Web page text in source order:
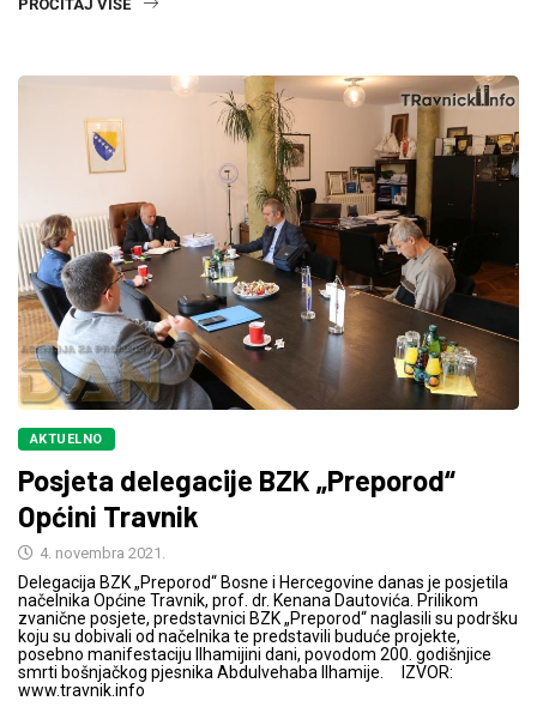
PROČITAJ VIŠE
AKTUELNO
Posjeta delegacije BZK „Preporod“
Općini Travnik
4. novembra 2021.
Delegacija BZK „Preporod“ Bosne i Hercegovine danas je posjetila
načelnika Općine Travnik, prof. dr. Kenana Dautovića. Prilikom
zvanične posjete, predstavnici BZK „Preporod“ naglasili su podršku
koju su dobivali od načelnika te predstavili buduće projekte,
posebno manifestaciju Ilhamijini dani, povodom 200. godišnjice
smrti bošnjačkog pjesnika Abdulvehaba Ilhamije. IZVOR:
www.travnik.info